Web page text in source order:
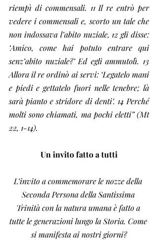
riempì di commensali. 11 Il re entrò per
vedere i commensali e, scorto un tale che
non indossava l’abito nuziale, 12 gli disse:
‘Amico, come hai potuto entrare qui
senz’abito nuziale?’ Ed egli ammutolì. 13
Allora il re ordinò ai servi: ‘Legatelo mani
e piedi e gettatelo fuori nelle tenebre; là
sarà pianto e stridore di denti’. 14 Perché
molti sono chiamati, ma pochi eletti” (Mt
22, 1-14).
Un invito fatto a tutti
L’invito a commemorare le nozze della
Seconda Persona della Santissima
Trinità con la natura umana è fatto a
tutte le generazioni lungo la Storia. Come
si manifesta ai nostri giorni?